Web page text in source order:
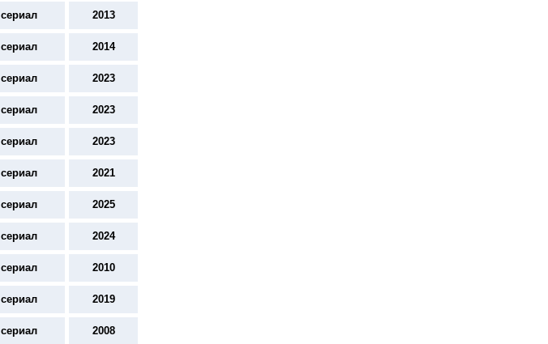
сериал 2013
сериал 2014
сериал 2023
сериал 2023
сериал 2023
сериал 2021
сериал 2025
сериал 2024
сериал 2010
сериал 2019
сериал 2008